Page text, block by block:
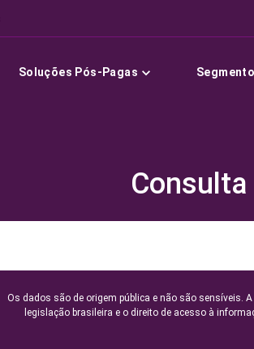
Soluções Pós-Pagas
Consulta
Os dados são de origem pública e não são sensíveis.
legislação brasileira e o direito de acesso à